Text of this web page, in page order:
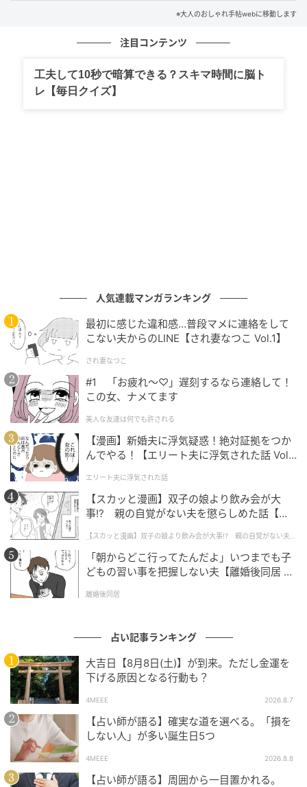
この記事の監修者
占術家・風水師・心理テスト作家 森 冬生
森 冬生
1962年、徳島県生まれ。雑誌、Webを中心に幅広く活
動中。企業広告やイベント、ＴＶ・ラジオ番組、映
画、舞台公演などへの占いや心理テストの提供も多
数。個人鑑定では大人世代の顧客も多い。著書に『ハ
ッピーになれる心理テスト』（金の星社）など。
元記事で読む
次の記事
誕生日の下一桁が「9」の人は思わぬ臨時収入
が舞い込むかも？【5月の月間パン占い】
の記事をもっとみる
※大人のおしゃれ手帖webに移動します
注目コンテンツ
工夫して10秒で暗算できる？スキマ時間に脳ト
レ【毎日クイズ】
人気連載マンガランキング
最初に感じた違和感…普段マメに連絡をして
こない夫からのLINE【され妻なつこ Vol.1】
され妻なつこ
#1 「お疲れ〜♡」遅刻するなら連絡して！
この女、ナメてます
美人な友達は何でも許される
【漫画】新婚夫に浮気疑惑！絶対証拠をつか
んでやる！【エリート夫に浮気された話 Vol.
エリート夫に浮気された話
【スカッと漫画】双子の娘より飲み会が大
事!? 親の自覚がない夫を懲らしめた話【第1
【スカッと漫画】双子の娘より飲み会が大事!? 親の自覚がない夫を
懲らしめた話
「朝からどこ行ってたんだよ」いつまでも子
どもの習い事を把握しない夫【離婚後同居 Vo
離婚後同居
占い記事ランキング
大吉日【8月8日(土)】が到来。ただし金運を
下げる原因となる行動も？
4MEEE 2026.8.7
【占い師が語る】確実な道を選べる。「損を
しない人」が多い誕生日5つ
4MEEE 2026.8.8
【占い師が語る】周囲から一目置かれる。